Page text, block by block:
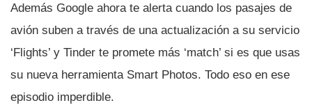
Además Google ahora te alerta cuando los pasajes de
avión suben a través de una actualización a su servicio
‘Flights’ y Tinder te promete más ‘match’ si es que usas
su nueva herramienta Smart Photos. Todo eso en ese
episodio imperdible.